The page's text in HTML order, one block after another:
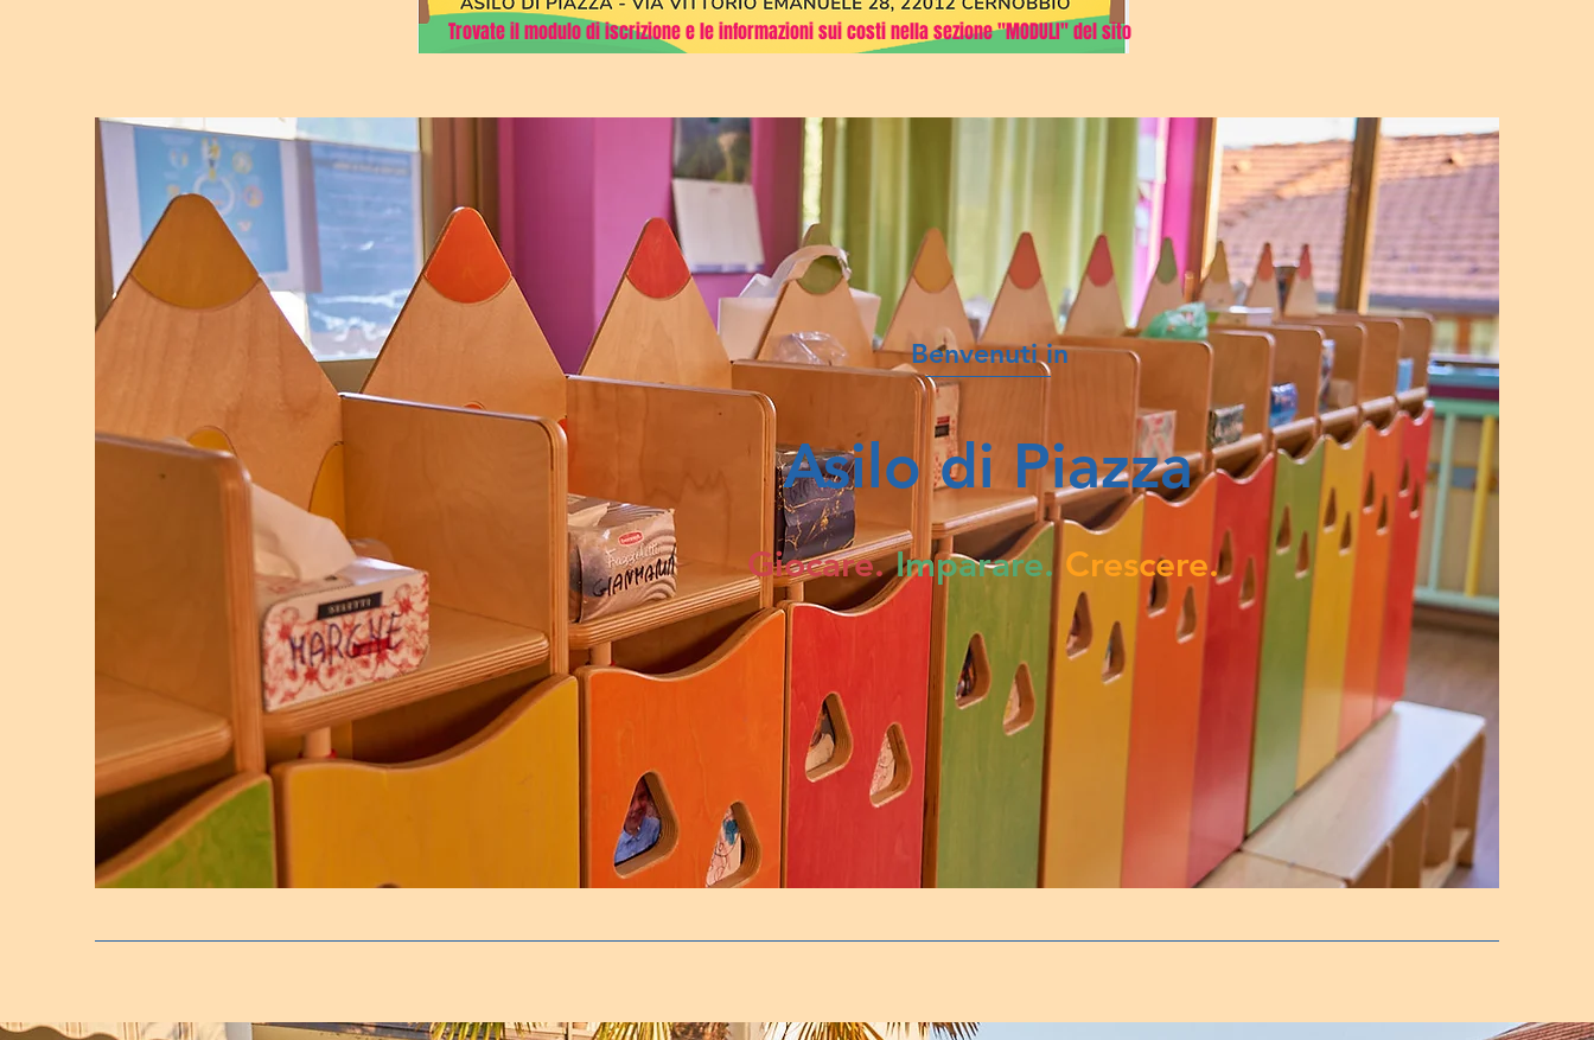
Trovate il modulo di iscrizione e le informazioni sui costi nella sezione "MODULI" del sito
Benvenuti in
Asilo di Piazza
Giocare. Imparare. Crescere.